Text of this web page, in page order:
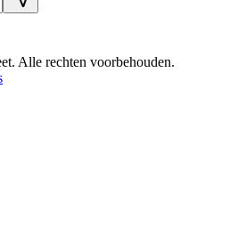
Alle rechten voorbehouden.